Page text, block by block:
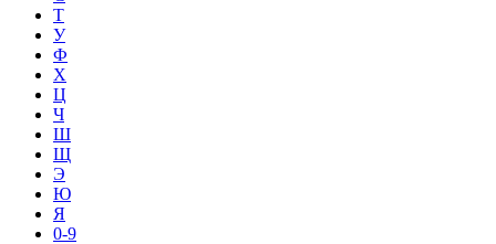
Т
У
Ф
Х
Ц
Ч
Ш
Щ
Э
Ю
Я
0-9